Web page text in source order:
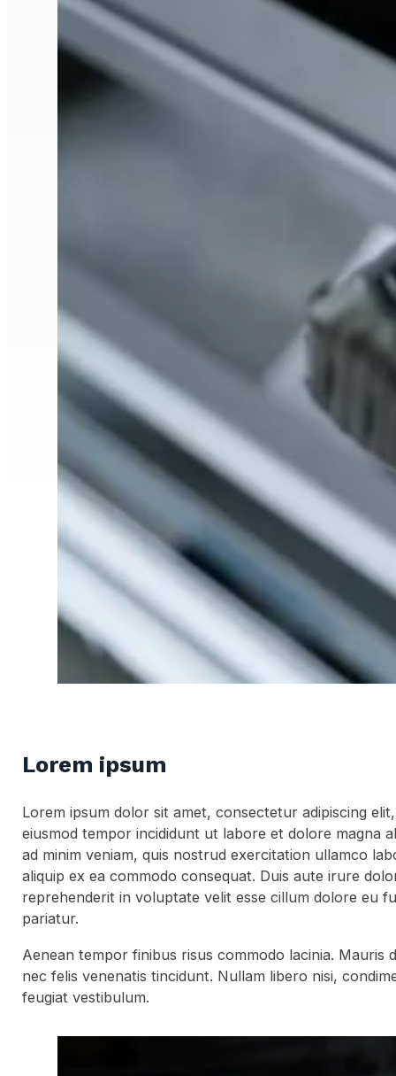
Lorem ipsum
Lorem ipsum dolor sit amet, consectetur adipiscing
eiusmod tempor incididunt ut labore et dolore magna
ad minim veniam, quis nostrud exercitation ullamco
aliquip ex ea commodo consequat. Duis aute irure
reprehenderit in voluptate velit esse cillum dolore eu
pariatur.
Aenean tempor finibus risus commodo lacinia. Mauris
nec felis venenatis tincidunt. Nullam libero nisi,
feugiat vestibulum.